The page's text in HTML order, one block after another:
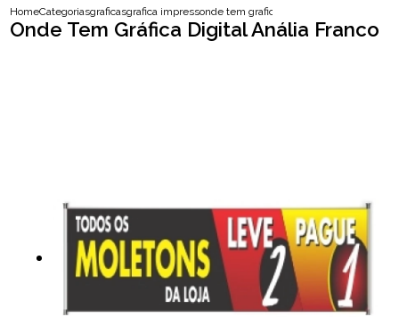
HomeCategoriasgraficasgrafica impressaoonde tem grafica digital analia franco
Onde Tem Gráfica Digital Anália Franco